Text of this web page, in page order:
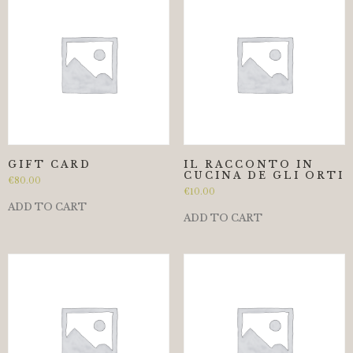
GIFT CARD
€80.00
ADD TO CART
IL RACCONTO IN
CUCINA DE GLI ORTI
€10.00
ADD TO CART